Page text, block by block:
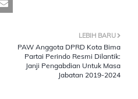
LEBIH BARU
PAW Anggota DPRD Kota Bima
Partai Perindo Resmi Dilantik:
Janji Pengabdian Untuk Masa
Jabatan 2019-2024